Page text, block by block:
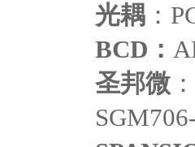
光耦 ：
BCD ：
圣邦微